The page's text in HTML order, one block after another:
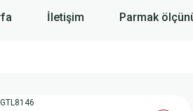
İletişim Parmak